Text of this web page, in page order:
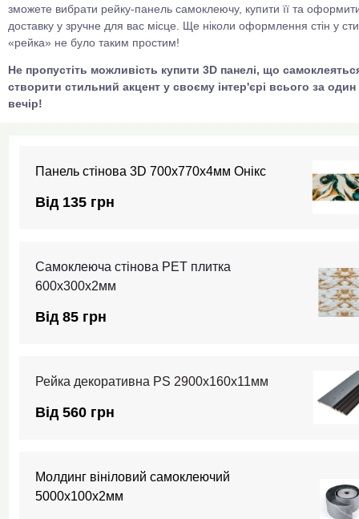
зможете вибрати рейку-панель самоклеючу, купити її та
доставку у зручне для вас місце. Ще ніколи оформлення стін у
«рейка» не було таким простим!
Не пропустіть можливість купити 3D панелі, що
створити стильний акцент у своєму інтер'єрі всього за один
вечір!
Панель стінова 3D 700х770х4мм Онікс
Від 135 грн
Самоклеюча стінова PET плитка
600х300х2мм
Від 85 грн
Рейка декоративна PS 2900х160х11мм
Від 560 грн
Молдинг вініловий самоклеючий
5000х100х2мм